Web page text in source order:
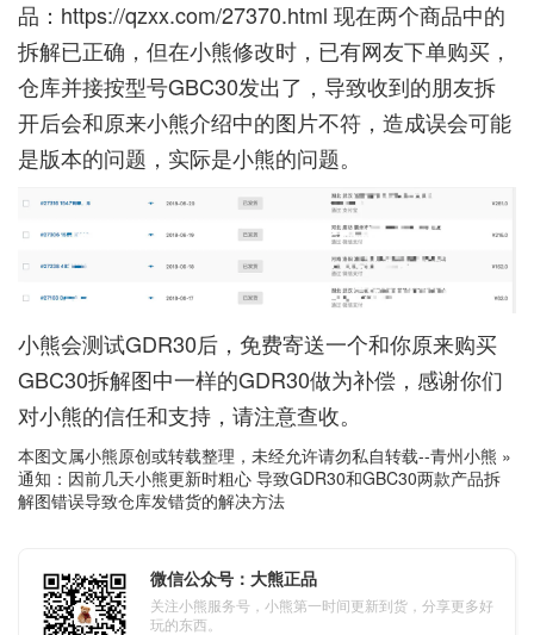
品： https://qzxx.com/27370.html 现在两个商品中的
拆解已正确，但在小熊修改时，已有网友下单购买，
仓库并接按型号GBC30发出了，导致收到的朋友拆
开后会和原来小熊介绍中的图片不符，造成误会可能
是版本的问题，实际是小熊的问题。
小熊会测试GDR30后，免费寄送一个和你原来购买
GBC30拆解图中一样的GDR30做为补偿，感谢你们
对小熊的信任和支持，请注意查收。
本图文属小熊原创或转载整理，未经允许请勿私自转载--青州小熊 »
通知：因前几天小熊更新时粗心 导致GDR30和GBC30两款产品拆
解图错误导致仓库发错货的解决方法
微信公众号：大熊正品
关注小熊服务号，小熊第一时间更新到货，分享更多好
玩的东西。